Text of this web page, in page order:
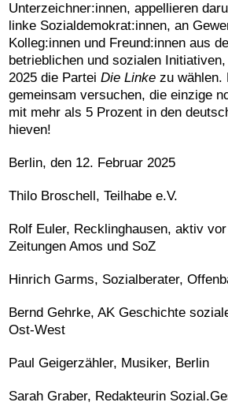
Unterzeichner:innen, appellieren
linke Sozialdemokrat:innen, an
Kolleg:innen und Freund:innen aus
betrieblichen und sozialen
2025 die ParteiDie Linke zu wählen.
gemeinsam versuchen, die einzige
mit mehr als 5 Prozent in den
hieven!
Berlin, den 12. Februar 2025
Thilo Broschell, Teilhabe e.V.
Rolf Euler, Recklinghausen, aktiv
Zeitungen Amos und SoZ
Hinrich Garms, Sozialberater,
Bernd Gehrke, AK Geschichte
Ost-West
Paul Geigerzähler, Musiker, Berlin
Sarah Graber, Redakteurin